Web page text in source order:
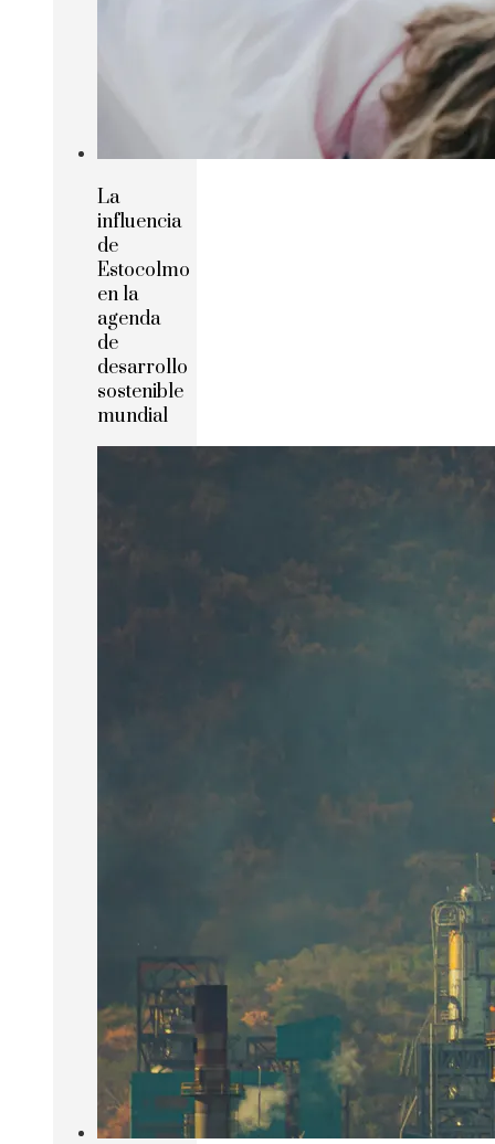
La
influencia
de
Estocolmo
en la
agenda
de
desarrollo
sostenible
mundial